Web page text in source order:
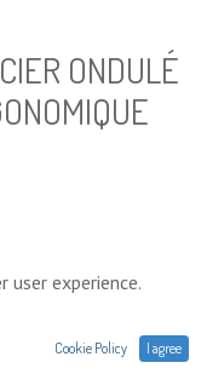
ONDULÉ
user experience.
Cookie Policy I agree